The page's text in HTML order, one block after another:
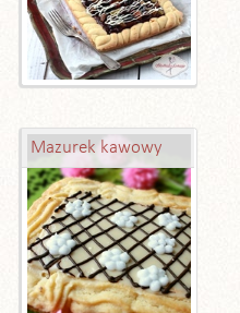
Mazurek kawowy